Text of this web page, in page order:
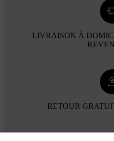
LIVRAISON À
RETOUR